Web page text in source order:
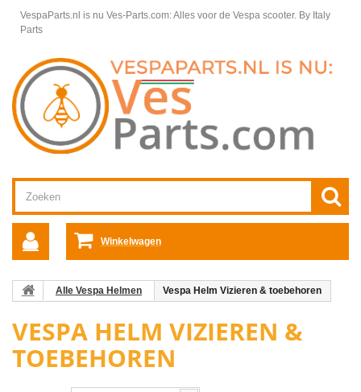
VespaParts.nl is nu Ves-Parts.com: Alles voor de Vespa scooter. By Italy
Parts
Winkelwagen
Alle Vespa Helmen Vespa Helm Vizieren & toebehoren
VESPA HELM VIZIEREN &
TOEBEHOREN